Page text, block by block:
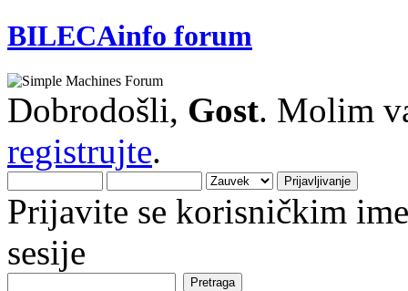
BILECAinfo forum
Dobrodošli, Gost. Molim
registrujte.
Prijavite se korisničkim
sesije